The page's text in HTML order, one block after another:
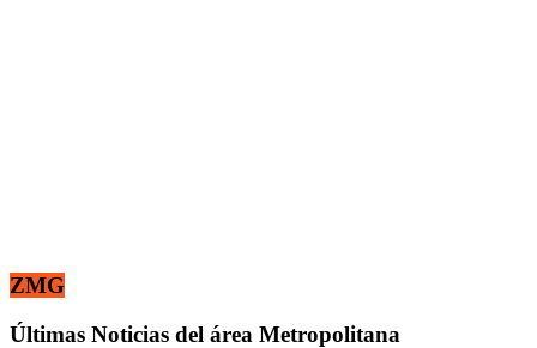
ZMG
Últimas Noticias del área Metropolitana